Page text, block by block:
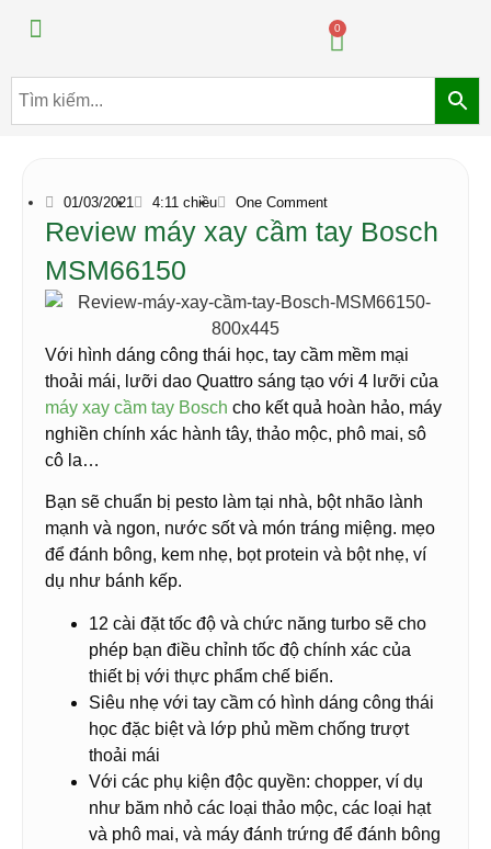
0
01/03/2021 4:11 chiều One Comment
Review máy xay cầm tay Bosch
MSM66150
Với hình dáng công thái học, tay cầm mềm mại
thoải mái, lưỡi dao Quattro sáng tạo với 4 lưỡi của
máy xay cầm tay Bosch cho kết quả hoàn hảo, máy
nghiền chính xác hành tây, thảo mộc, phô mai, sô
cô la…
Bạn sẽ chuẩn bị pesto làm tại nhà, bột nhão lành
mạnh và ngon, nước sốt và món tráng miệng. mẹo
để đánh bông, kem nhẹ, bọt protein và bột nhẹ, ví
dụ như bánh kếp.
12 cài đặt tốc độ và chức năng turbo sẽ cho
phép bạn điều chỉnh tốc độ chính xác của
thiết bị với thực phẩm chế biến.
Siêu nhẹ với tay cầm có hình dáng công thái
học đặc biệt và lớp phủ mềm chống trượt
thoải mái
Với các phụ kiện độc quyền: chopper, ví dụ
như băm nhỏ các loại thảo mộc, các loại hạt
và phô mai, và máy đánh trứng để đánh bông